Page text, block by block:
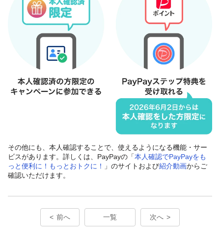
その他にも、本人確認することで、使えるようになる機能・サー
ビスがあります。詳しくは、PayPayの「本人確認でPayPayをも
っと便利に！もっとおトクに！
」のサイトおよび紹介動画からご
確認いただけます。
前へ 一覧 次へ